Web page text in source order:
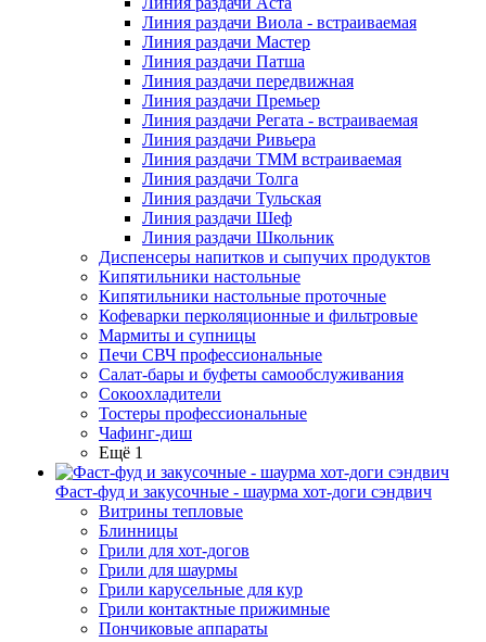
Линия раздачи Виола - встраиваемая
Линия раздачи Мастер
Линия раздачи Патша
Линия раздачи передвижная
Линия раздачи Премьер
Линия раздачи Регата - встраиваемая
Линия раздачи Ривьера
Линия раздачи ТММ встраиваемая
Линия раздачи Толга
Линия раздачи Тульская
Линия раздачи Шеф
Линия раздачи Школьник
Диспенсеры напитков и сыпучих продуктов
Кипятильники настольные
Кипятильники настольные проточные
Кофеварки перколяционные и фильтровые
Мармиты и супницы
Печи СВЧ профессиональные
Салат-бары и буфеты самообслуживания
Сокоохладители
Тостеры профессиональные
Чафинг-диш
Ещё 1
Фаст-фуд и закусочные - шаурма хот-доги сэндвич
Витрины тепловые
Блинницы
Грили для хот-догов
Грили для шаурмы
Грили карусельные для кур
Грили контактные прижимные
Пончиковые аппараты